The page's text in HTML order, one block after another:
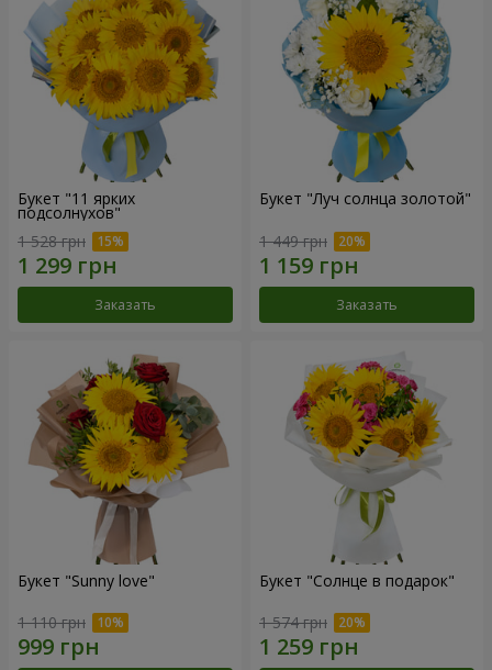
Букет "11 ярких
подсолнухов"
1 528 грн
Заказать
Букет "Луч солнца золотой"
1 449 грн
Заказать
Букет "Sunny love"
1 110 грн
Букет "Солнце в подарок"
1 574 грн